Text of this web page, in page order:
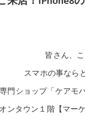
皆さん、
スマホの事なら
門ショップ「ケアモ
ンタウン１階【マー